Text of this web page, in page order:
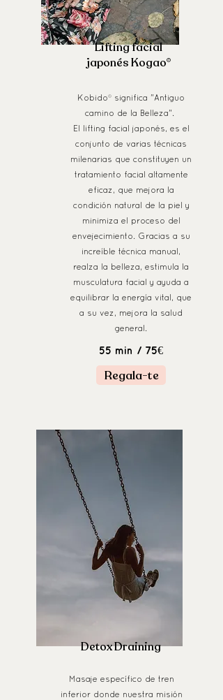
Lifting facial
japonés Kogao®
Kobido® significa "Antiguo
camino de la Belleza".
El lifting facial japonés, es el
conjunto de varias técnicas
milenarias que constituyen un
tratamiento facial altamente
eficaz, que mejora la
condición natural de la piel y
minimiza el proceso del
envejecimiento. Gracias a su
increíble técnica manual,
realza la belleza, estimula la
musculatura facial y ayuda a
equilibrar la energía vital, que
a su vez, mejora la salud
general.
55 min / 75€
Regala-te
Detox Draining
Masaje específico de tren
inferior donde nuestra misión